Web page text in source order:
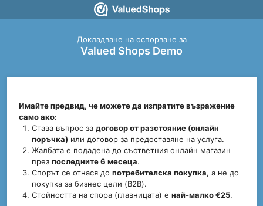
Докладване на оспорване за
Valued Shops Demo
Имайте предвид, че можете да изпратите възражение
само ако:
Става въпрос задоговор от разстояние (онлайн
поръчка) или договор за предоставяне на услуга.
Жалбата е подадена до съответния онлайн магазин
презпоследните 6 месеца.
Спорът се отнася допотребителска покупка, а не до
покупка за бизнес цели (B2B).
Стойността на спора (главницата) енай-малко €25.